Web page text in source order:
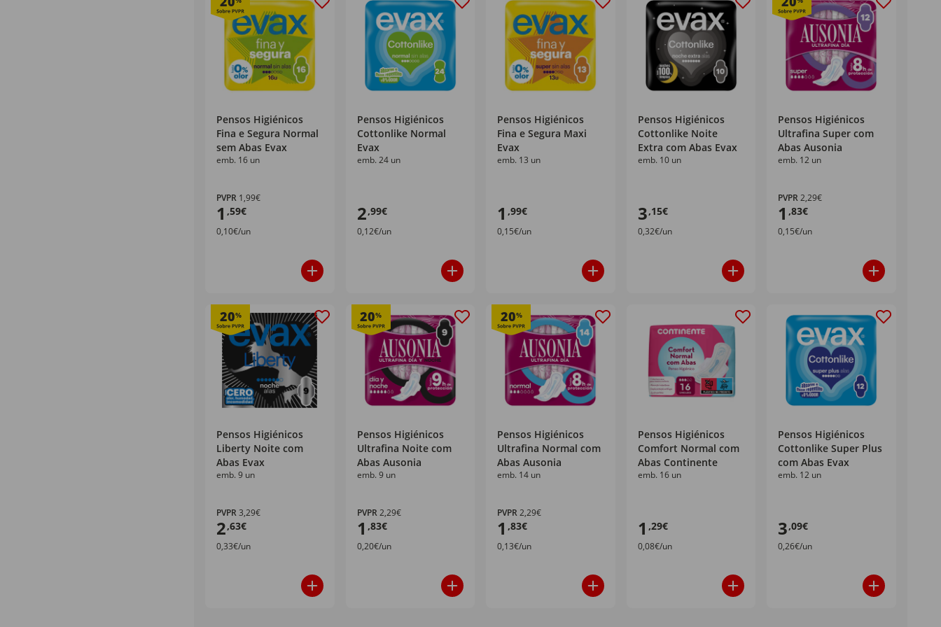
Pensos Higiénicos
Fina e Segura Normal
sem Abas Evax
emb. 16 un
PVPR 1,99€
1 ,59€
0,10€/un
Pensos Higiénicos
Cottonlike Normal
Evax
emb. 24 un
2,99€
0,12€/un
Pensos Higiénicos
Fina e Segura Maxi
Evax
emb. 13 un
1 ,99€
0,15€/un
Pensos Higiénicos
Cottonlike Noite
Extra com Abas Evax
emb. 10 un
3,15€
0,32€/un
Pensos Higiénicos
Ultrafina Super com
Abas Ausonia
emb. 12 un
PVPR2,29€
1 ,83€
0,15€/un
20%
Pensos Higiénicos
Liberty Noite com
Abas Evax
emb. 9 un
PVPR3,29€
2,63€
0,33€/un
20%
Pensos Higiénicos
Ultrafina Noite com
Abas Ausonia
emb. 9 un
PVPR2,29€
1 ,83€
0,20€/un
20%
Pensos Higiénicos
Ultrafina Normal com
Abas Ausonia
emb. 14 un
PVPR2,29€
1 ,83€
0,13€/un
Pensos Higiénicos
Comfort Normal com
Abas Continente
emb. 16 un
1 ,29€
0,08€/un
Pensos Higiénicos
Cottonlike Super Plus
com Abas Evax
emb. 12 un
3,09€
0,26€/un